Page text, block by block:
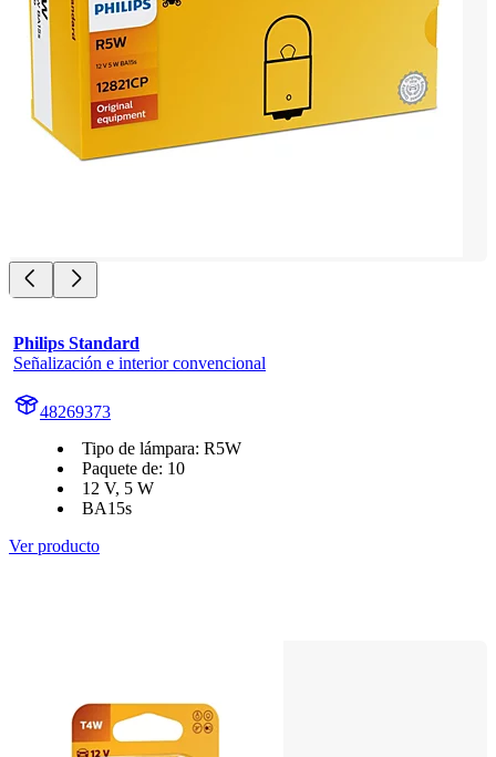
Philips Standard
Señalización e interior convencional
48269373
Tipo de lámpara: R5W
Paquete de: 10
12 V, 5 W
BA15s
Ver producto